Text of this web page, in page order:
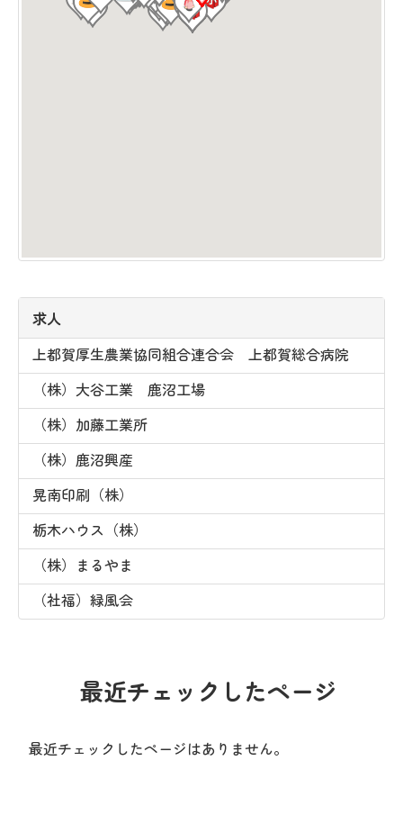
求人
上都賀厚生農業協同組合連合会 上都賀総合病院
（株）大谷工業 鹿沼工場
（株）加藤工業所
（株）鹿沼興産
晃南印刷（株）
栃木ハウス（株）
（株）まるやま
（社福）緑風会
最近チェックしたページ
最近チェックしたページはありません。